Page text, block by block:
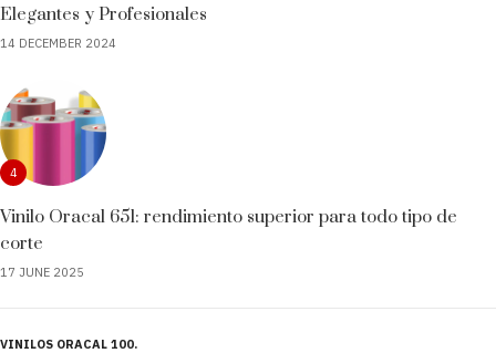
Elegantes y Profesionales
14 DECEMBER 2024
4
Vinilo Oracal 651: rendimiento superior para todo tipo de
corte
17 JUNE 2025
VINILOS ORACAL 100